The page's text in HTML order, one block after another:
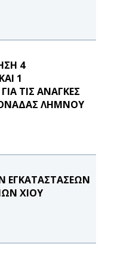
4
1
ΤΙΣ ΑΝΑΓΚΕΣ
ΛΗΜΝΟΥ
ΕΓΚΑΤΑΣΤΑΣΕΩΝ
ΧΙΟΥ